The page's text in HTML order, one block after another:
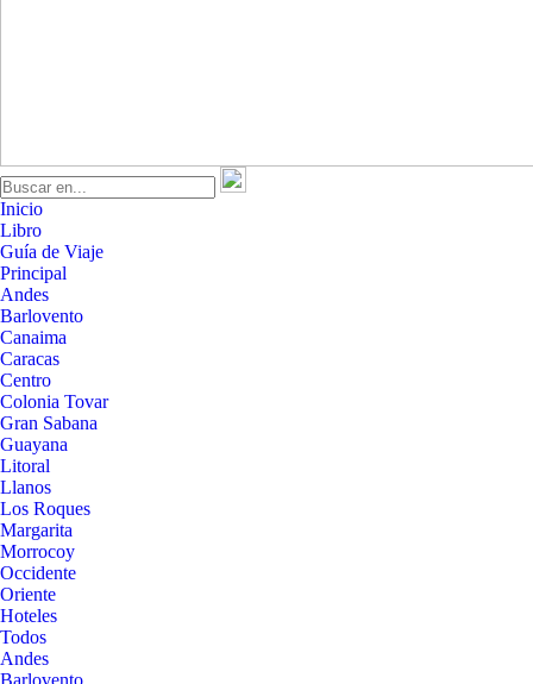
Inicio
Libro
Guía de Viaje
Principal
Andes
Barlovento
Canaima
Caracas
Centro
Colonia Tovar
Gran Sabana
Guayana
Litoral
Llanos
Los Roques
Margarita
Morrocoy
Occidente
Oriente
Hoteles
Todos
Andes
Barlovento